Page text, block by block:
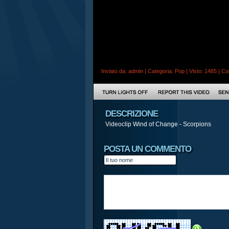
Inviato da: admin | Categoria: Pop | Visto: 1485 |
DESCRIZIONE
Videoclip Wind of Change - Scorpions
POSTA UN COMMENTO